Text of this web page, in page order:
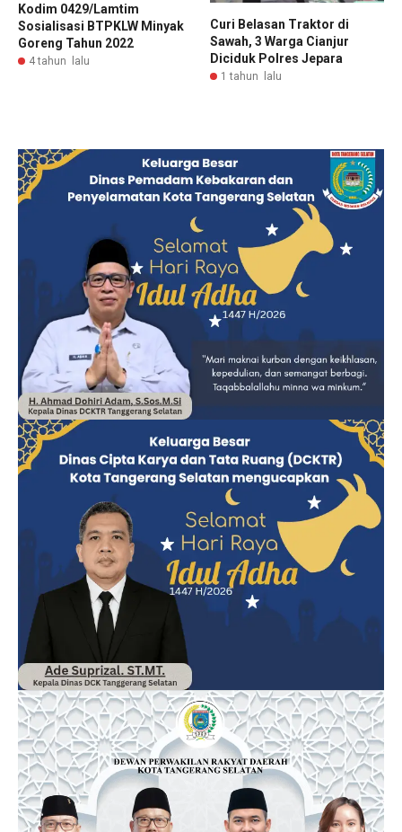
Kodim 0429/Lamtim
Sosialisasi BTPKLW Minyak
Goreng Tahun 2022
4 tahun lalu
Curi Belasan Traktor di
Sawah, 3 Warga Cianjur
Diciduk Polres Jepara
1 tahun lalu